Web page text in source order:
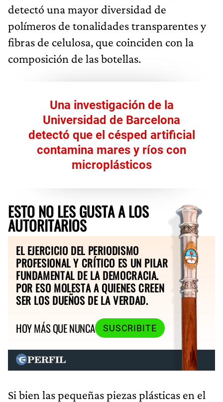
detectó una mayor diversidad de
polímeros de tonalidades transparentes y
fibras de celulosa, que coinciden con la
composición de las botellas.
Una investigación de la
Universidad de Barcelona
detectó que el césped artificial
contamina mares y ríos con
microplásticos
ESTO NO LES GUSTA A LOS
AUTORITARIOS
EL EJERCICIO DEL PERIODISMO
PROFESIONAL Y CRÍTICO ES UN PILAR
FUNDAMENTAL DE LA DEMOCRACIA.
POR ESO MOLESTA A QUIENES CREEN
SER LOS DUEÑOS DE LA VERDAD.
HOY MÁS QUE NUNCA
SUSCRIBITE
Si bien las pequeñas piezas plásticas en el